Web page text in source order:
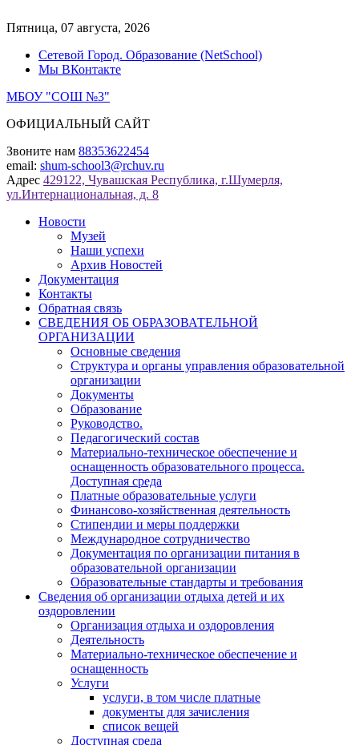
к
Пятница, 07 августа, 2026
Сетевой Город. Образование (NetSchool)
Мы ВКонтакте
МБОУ "СОШ №3"
ОФИЦИАЛЬНЫЙ САЙТ
Звоните нам 88353622454
email: shum-school3@rchuv.ru
Адрес 429122, Чувашская Республика, г.Шумерля,
ул.Интернациональная, д. 8
Новости
Музей
Наши успехи
Архив Новостей
Документация
Контакты
Обратная связь
СВЕДЕНИЯ ОБ ОБРАЗОВАТЕЛЬНОЙ
ОРГАНИЗАЦИИ
Основные сведения
Структура и органы управления образовательной
организации
Документы
Образование
Руководство.
Педагогический состав
Материально-техническое обеспечение и
оснащенность образовательного процесса.
Доступная среда
Платные образовательные услуги
Финансово-хозяйственная деятельность
Стипендии и меры поддержки
Международное сотрудничество
Документация по организации питания в
образовательной организации
Образовательные стандарты и требования
Сведения об организации отдыха детей и их
оздоровлении
Организация отдыха и оздоровления
Деятельность
Материально-техническое обеспечение и
оснащенность
Услуги
услуги, в том числе платные
документы для зачисления
список вещей
Доступная среда